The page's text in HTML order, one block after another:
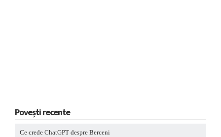
Povești recente
Ce crede ChatGPT despre Berceni